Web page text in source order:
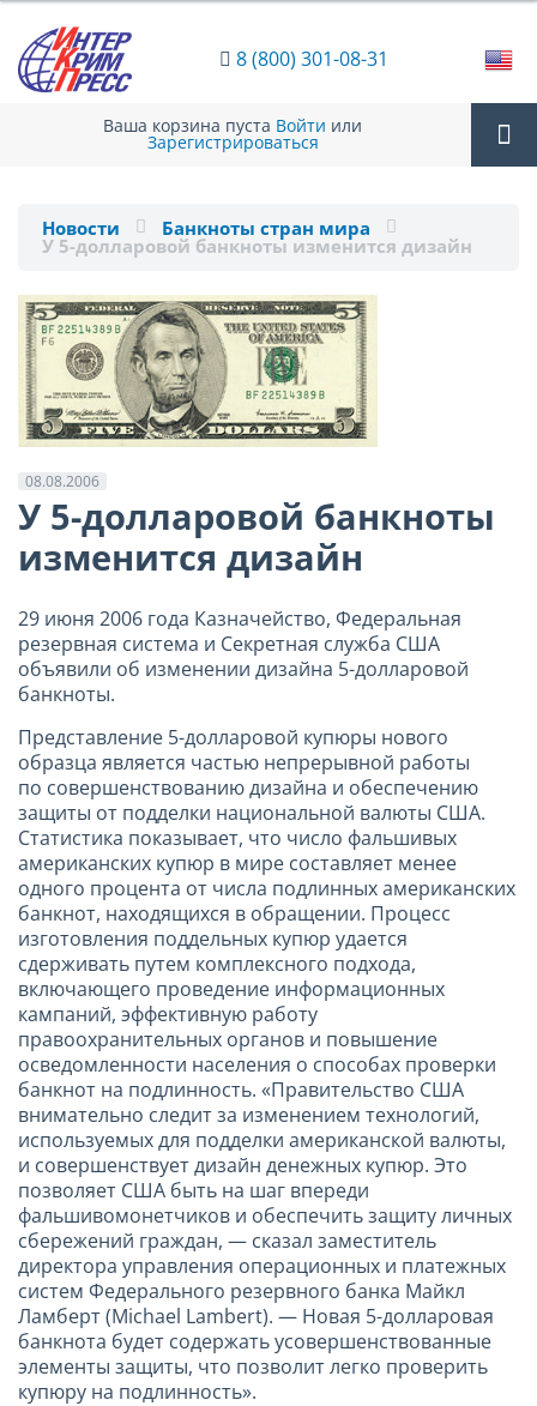
8 (800) 301-08-31
Ваша корзина пуста Войти или
Зарегистрироваться
Новости Банкноты стран мира
У 5-долларовой банкноты изменится дизайн
08.08.2006
У 5-долларовой банкноты
изменится дизайн
29 июня 2006 года Казначейство, Федеральная
резервная система и Секретная служба США
объявили об изменении дизайна 5-долларовой
банкноты.
Представление 5-долларовой купюры нового
образца является частью непрерывной работы
по совершенствованию дизайна и обеспечению
защиты от подделки национальной валюты США.
Статистика показывает, что число фальшивых
американских купюр в мире составляет менее
одного процента от числа подлинных американских
банкнот, находящихся в обращении. Процесс
изготовления поддельных купюр удается
сдерживать путем комплексного подхода,
включающего проведение информационных
кампаний, эффективную работу
правоохранительных органов и повышение
осведомленности населения о способах проверки
банкнот на подлинность. «Правительство США
внимательно следит за изменением технологий,
используемых для подделки американской валюты,
и совершенствует дизайн денежных купюр. Это
позволяет США быть на шаг впереди
фальшивомонетчиков и обеспечить защиту личных
сбережений граждан, — сказал заместитель
директора управления операционных и платежных
систем Федерального резервного банка Майкл
Ламберт (Michael Lambert). — Новая 5-долларовая
банкнота будет содержать усовершенствованные
элементы защиты, что позволит легко проверить
купюру на подлинность».